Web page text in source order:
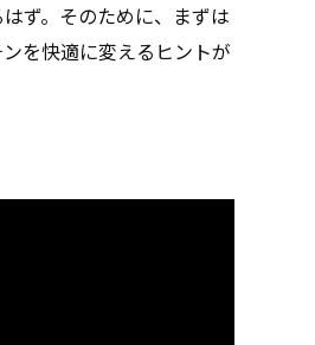
ず。そのために、まずは
を快適に変えるヒントが